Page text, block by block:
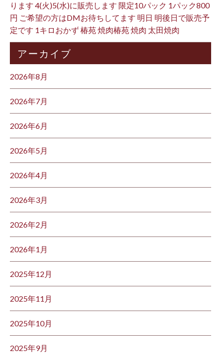
ります 4(火)5(水)に販売します 限定10パック 1パック800
円 ご希望の方はDMお待ちしてます 明日 明後日で販売予
定です 1キロおかず 椿苑 焼肉椿苑 焼肉 太田焼肉
アーカイブ
2026年8月
2026年7月
2026年6月
2026年5月
2026年4月
2026年3月
2026年2月
2026年1月
2025年12月
2025年11月
2025年10月
2025年9月